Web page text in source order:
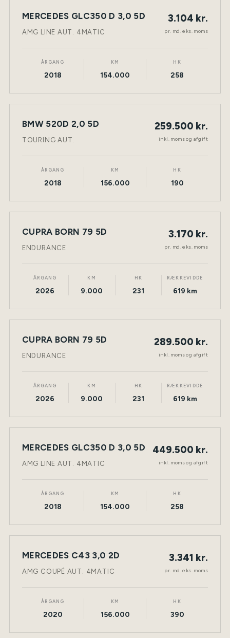
LEASING NY BIL DIESEL TØNDER
MERCEDES GLC350 D 3,0 5D
AMG LINE AUT. 4MATIC
3.104 kr.
pr. md. eks. moms
ÅRGANG
2018
KM
154.000
HK
258
NY BIL DIESEL TØNDER
BMW 520D 2,0 5D
TOURING AUT.
259.500 kr.
inkl. moms og afgift
ÅRGANG
2018
KM
156.000
HK
190
LEASING NY BIL TØNDER
CUPRA BORN 79 5D
ENDURANCE
3.170 kr.
pr. md. eks. moms
ÅRGANG
2026
KM
9.000
HK
231
RÆKKEVIDDE
619 km
NY BIL ELEKTRISK TØNDER
CUPRA BORN 79 5D
ENDURANCE
289.500 kr.
inkl. moms og afgift
ÅRGANG
2026
KM
9.000
HK
231
RÆKKEVIDDE
619 km
NY BIL DIESEL TØNDER
MERCEDES GLC350 D 3,0 5D
AMG LINE AUT. 4MATIC
449.500 kr.
inkl. moms og afgift
ÅRGANG
2018
KM
154.000
HK
258
LEASING NY BIL TØNDER
MERCEDES C43 3,0 2D
AMG COUPÉ AUT. 4MATIC
3.341 kr.
pr. md. eks. moms
ÅRGANG
2020
KM
156.000
HK
390